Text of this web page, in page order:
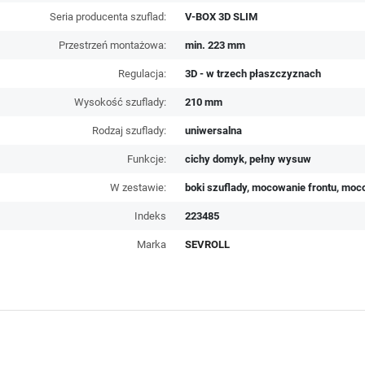
Seria producenta szuflad: V-BOX 3D SLIM
Przestrzeń montażowa: min. 223 mm
Regulacja: 3D - w trzech płaszczyznach
Wysokość szuflady: 210 mm
Rodzaj szuflady: uniwersalna
Funkcje: cichy domyk, pełny wysuw
W zestawie: boki szuflady, mocowanie frontu,
Indeks 223485
Marka SEVROLL